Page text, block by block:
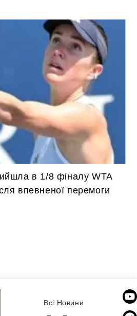
в 1/8 фіналу WTA
впевненої перемоги
Всі Новини